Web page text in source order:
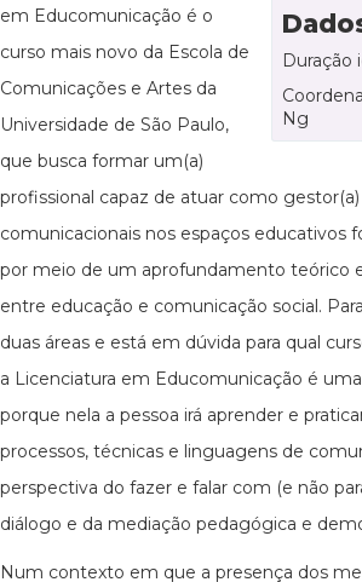
Duração
Ng
em Educomunicação é o
curso mais novo da Escola de
Comunicações e Artes da
Universidade de São Paulo,
que busca formar um(a)
profissional capaz de atuar como
comunicacionais nos espaços educativos
por meio de um aprofundamento teórico
entre educação e comunicação social.
duas áreas e está em dúvida para qual
a Licenciatura em Educomunicação é
porque nela a pessoa irá aprender e
processos, técnicas e linguagens de
perspectiva do fazer e falar com (e não
diálogo e da mediação pedagógica e
Num contexto em que a presença dos